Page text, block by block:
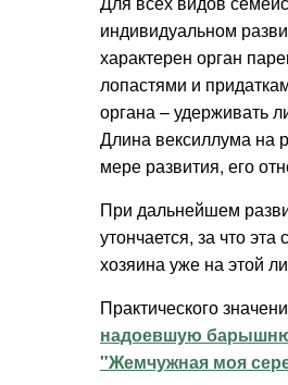
индивидуальном
характерен орган
лопастями и
органа – удерживать
Длина вексиллума на
мере развития, его
При дальнейшем
утончается, за что
хозяина уже на этой
Практического
надоевшую
"Жемчужная моя